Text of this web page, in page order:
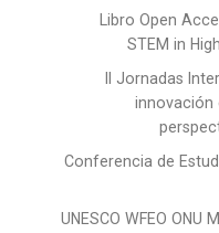
Libro Open
STEM in
II Jornadas
innovación
Conferencia de
UNESCO WFEO ONU